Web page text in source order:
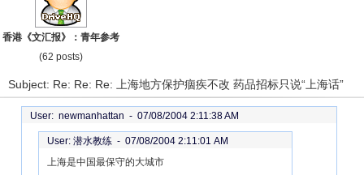
香港《文汇报》：青年参考
(62 posts)
Subject: Re: Re: Re: 上海地方保护痼疾不改 药品招标只说“上海话”
User: newmanhattan - 07/08/2004 2:11:38 AM
User: 潜水教练 - 07/08/2004 2:11:01 AM
上海是中国最保守的大城市